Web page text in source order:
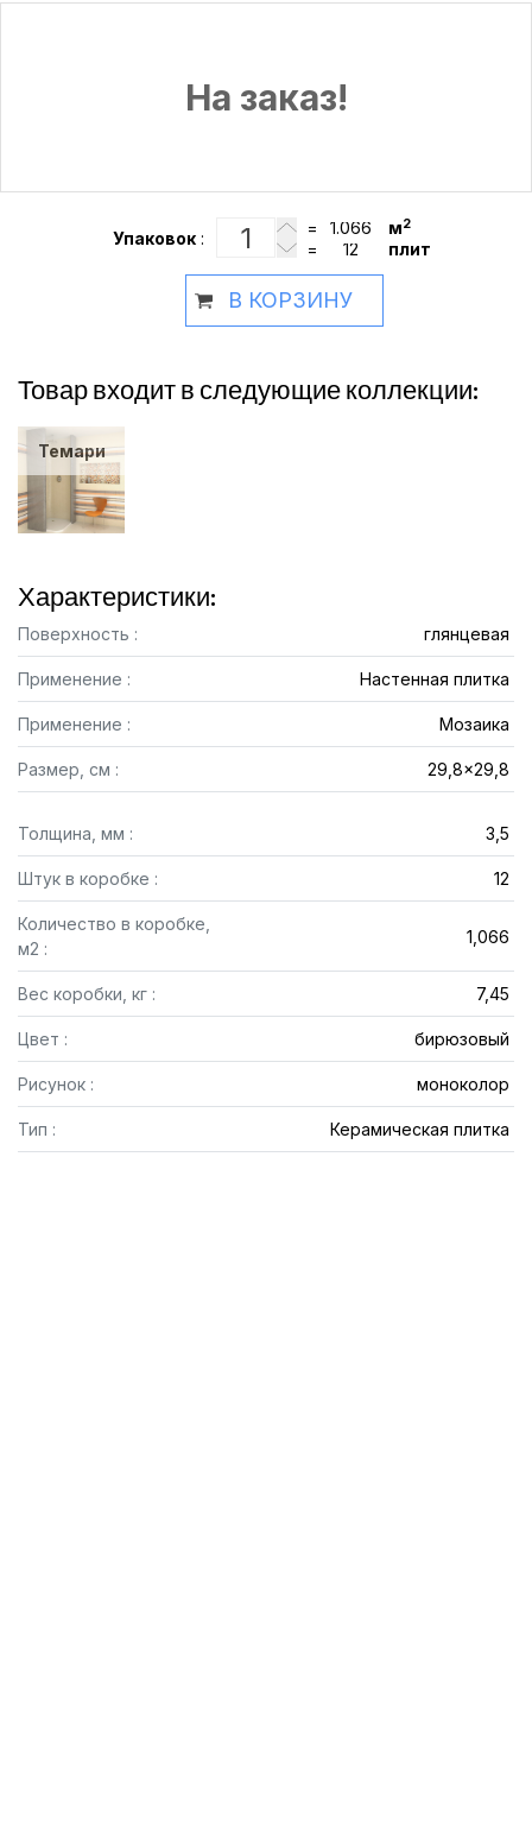
На заказ!
Упаковок :
= м2
= плит
В КОРЗИНУ
Товар входит в следующие коллекции:
Темари
Характеристики:
Поверхность : глянцевая
Применение : Настенная плитка
Применение : Мозаика
Размер, см : 29,8x29,8
Толщина, мм : 3,5
Штук в коробке : 12
Количество в коробке,
м2 :
1,066
Вес коробки, кг : 7,45
Цвет : бирюзовый
Рисунок : моноколор
Тип : Керамическая плитка